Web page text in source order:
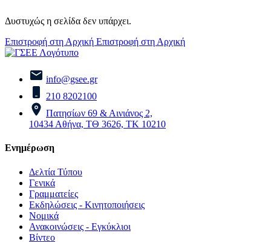
Δυστυχώς η σελίδα δεν υπάρχει.
Επιστροφή στη Αρχική Επιστροφή στη Αρχική
info@gsee.gr
210 8202100
Πατησίων 69 & Αινιάνος 2,
10434 Αθήνα, ΤΘ 3626, ΤΚ 10210
Ενημέρωση
Δελτία Τύπου
Γενικά
Γραμματείες
Εκδηλώσεις - Κινητοποιήσεις
Νομικά
Ανακοινώσεις - Εγκύκλιοι
Βίντεο